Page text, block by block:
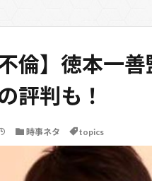
不倫】徳本一
評判も！
時事ネタ topics